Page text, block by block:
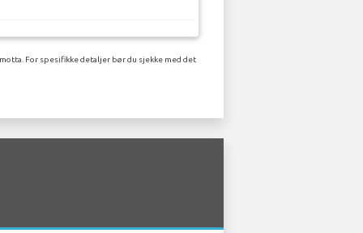
For spesifikke detaljer bør du sjekke med det